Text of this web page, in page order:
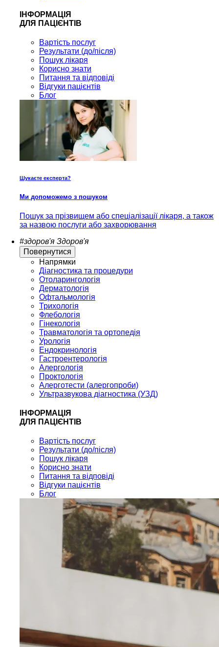
ІНФОРМАЦІЯ
ДЛЯ ПАЦІЄНТІВ
Вартість послуг
Результати (до/після)
Пошук лікаря
Корисно знати
Питання та відповіді
Відгуки пацієнтів
Блог
Шукаєте експерта?
Ми допоможемо з пошуком
Пошук за прізвищем або спеціалізації лікаря, а також
за назвою послуги або захворювання
#здоров'я Здоров'я
Повернутися
Напрямки
Діагностика та процедури
Отоларингологія
Дерматологія
Офтальмологія
Трихологія
Флебологія
Гінекологія
Травматологія та ортопедія
Урологія
Ендокринологія
Гастроентерологія
Алергологія
Проктологія
Алерготести (алергопроби)
Ультразвукова діагностика (УЗД)
ІНФОРМАЦІЯ
ДЛЯ ПАЦІЄНТІВ
Вартість послуг
Результати (до/після)
Пошук лікаря
Корисно знати
Питання та відповіді
Відгуки пацієнтів
Блог